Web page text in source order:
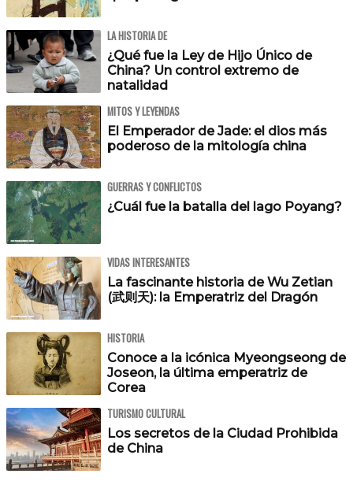
LA HISTORIA DE
¿Qué fue la Ley de Hijo Único de
China? Un control extremo de
natalidad
MITOS Y LEYENDAS
El Emperador de Jade: el dios más
poderoso de la mitología china
GUERRAS Y CONFLICTOS
¿Cuál fue la batalla del lago Poyang?
VIDAS INTERESANTES
La fascinante historia de Wu Zetian
(武则天): la Emperatriz del Dragón
HISTORIA
Conoce a la icónica Myeongseong de
Joseon, la última emperatriz de
Corea
TURISMO CULTURAL
Los secretos de la Ciudad Prohibida
de China